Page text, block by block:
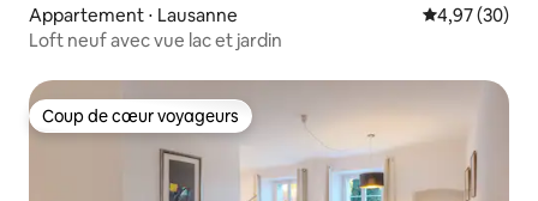
Appartement ⋅ Lausanne Évaluation
4,97 (30)
Loft neuf avec vue lac et jardin
Coup de cœur voyageurs
Coup de cœur voyageurs